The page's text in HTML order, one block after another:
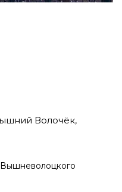
Волочёк,